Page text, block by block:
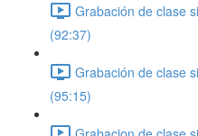
Grabación de clase
(92:37)
Grabación de clase
(95:15)